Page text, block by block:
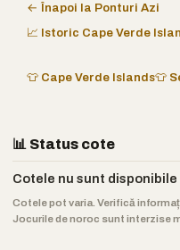
← Înapoi la Ponturi Azi
📈 Istoric Cape Verde
👕 Cape Verde Islands👕
📊 Status cote
Cotele nu sunt
Cotele pot varia. Verifică
Jocurile de noroc sunt interzise